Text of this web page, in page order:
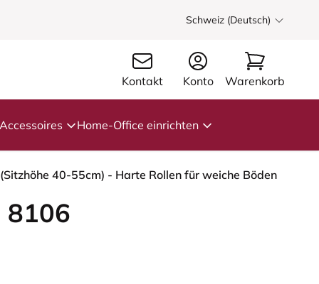
Schweiz (Deutsch)
Kontakt Konto Warenkorb
Accessoires Home-Office einrichten
40-55cm) - Harte Rollen für weiche Böden
8106